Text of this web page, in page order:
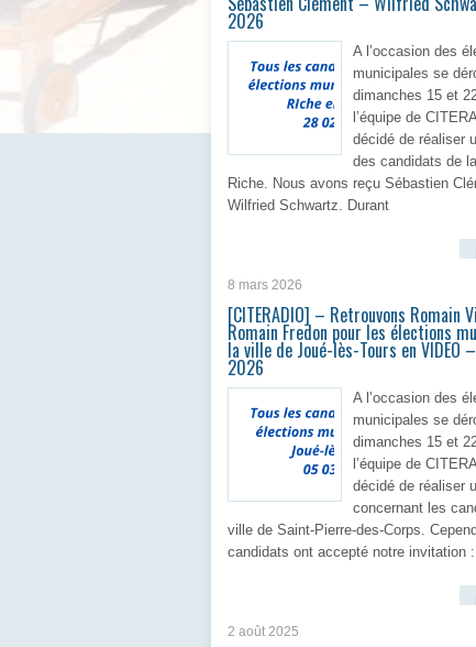
2026
A l’occasion des
municipales se
dimanches 15 et
l’équipe de
décidé de réaliser
des candidats de
Riche. Nous avons reçu Sébastien
Wilfried Schwartz. Durant
8 mars 2026
[CITERADIO] – Retrouvons Romain
Romain Fredon pour les élections
la ville de Joué-lès-Tours en VIDEO
2026
A l’occasion des
municipales se
dimanches 15 et
l’équipe de
décidé de réaliser
concernant les
ville de Saint-Pierre-des-Corps.
candidats ont accepté notre invitation :
2 août 2025